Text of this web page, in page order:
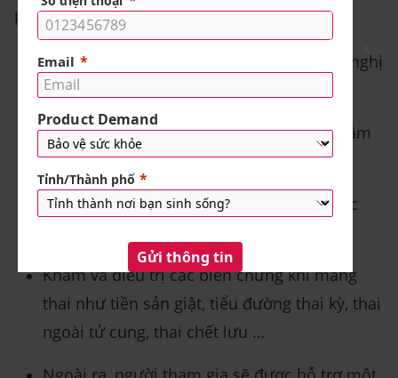
khám thai như:
Khám thai định kỳ theo lịch trình khuyến nghị
của bác sĩ.
Xét nghiệm máu, nước tiểu, dịch ối, dịch âm
đạo, dịch niệu đạo, dịch cổ tử cung…
Siêu âm thai nhi, chọc ối, chẩn đoán trước
Khám và điều trị các biến chứng khi mang
thai như tiền sản giật, tiểu đường thai kỳ, thai
ngoài tử cung, thai chết lưu …